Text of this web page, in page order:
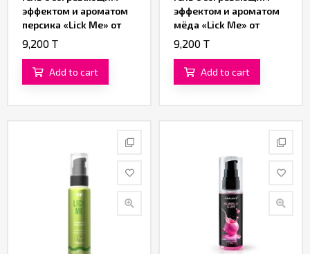
эффектом и ароматом
персика «Lick Me» от
«Intt» (50 ML)
9,200 T
Add to cart
эффектом и ароматом
мёда «Lick Me» от
«Intt» (50 ML)
9,200 T
Add to cart